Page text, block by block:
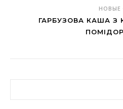
НОВЫЕ
ГАРБУЗОВА КАША З